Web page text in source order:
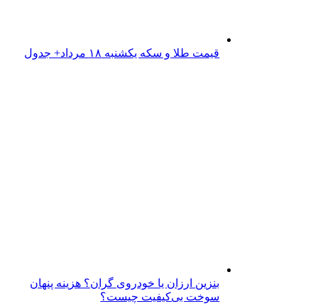
قیمت طلا و سکه یکشنبه ۱۸ مرداد+ جدول
بنزین ارزان یا خودروی گران؟ هزینه پنهان
سوخت بی‌کیفیت چیست؟